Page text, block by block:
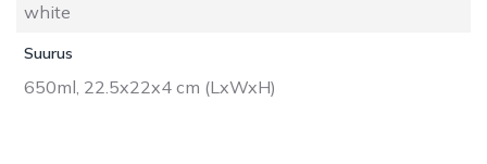
white
Suurus
650ml, 22.5x22x4 cm (LxWxH)